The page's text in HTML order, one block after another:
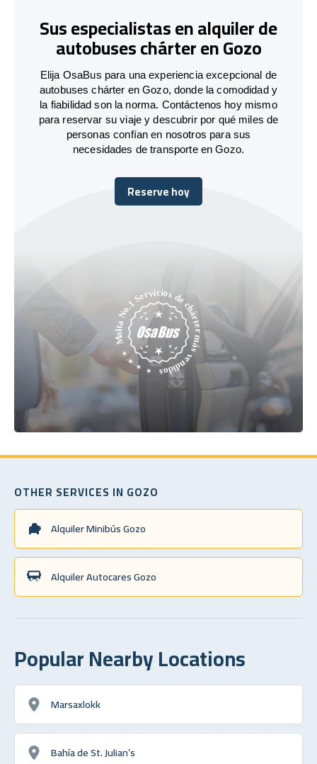
Sus especialistas en alquiler de
autobuses chárter en Gozo
Elija OsaBus para una experiencia excepcional de
autobuses chárter en Gozo, donde la comodidad y
la fiabilidad son la norma. Contáctenos hoy mismo
para reservar su viaje y descubrir por qué miles de
personas confían en nosotros para sus
necesidades de transporte en Gozo.
Reserve hoy
Reserve hoy
OTHER SERVICES IN GOZO
Alquiler Minibús Gozo
Alquiler Autocares Gozo
Popular Nearby Locations
Marsaxlokk
Bahía de St. Julian’s